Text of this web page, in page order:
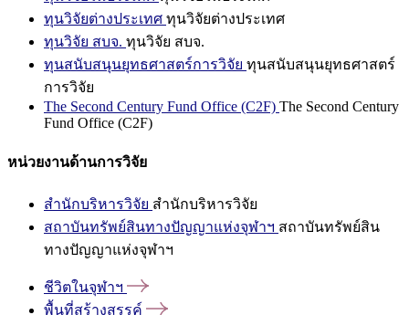
ทุนวิจัยต่างประเทศ ทุนวิจัยต่างประเทศ
ทุนวิจัย สบจ. ทุนวิจัย สบจ.
ทุนสนับสนุนยุทธศาสตร์การวิจัย ทุนสนับสนุนยุทธศาสตร์
การวิจัย
The Second Century Fund Office (C2F) The Second Century
Fund Office (C2F)
หน่วยงานด้านการวิจัย
สำนักบริหารวิจัย สำนักบริหารวิจัย
สถาบันทรัพย์สินทางปัญญาแห่งจุฬาฯ สถาบันทรัพย์สิน
ทางปัญญาแห่งจุฬาฯ
ชีวิตในจุฬาฯ
พื้นที่สร้างสรรค์